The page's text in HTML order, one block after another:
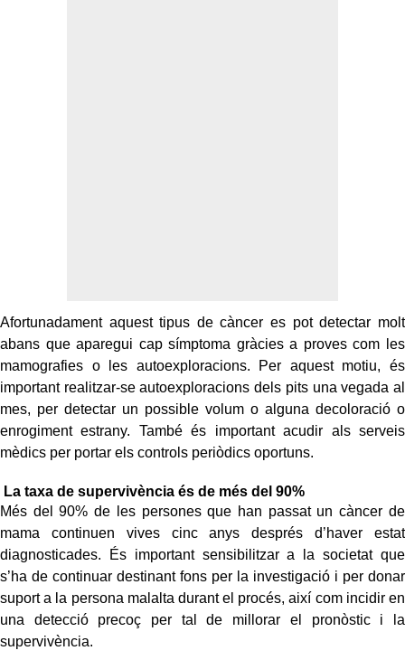
Afortunadament aquest tipus de càncer es pot detectar molt
abans que aparegui cap símptoma gràcies a proves com les
mamografies o les autoexploracions. Per aquest motiu, és
important realitzar-se autoexploracions dels pits una vegada al
mes, per detectar un possible volum o alguna decoloració o
enrogiment estrany. També és important acudir als serveis
mèdics per portar els controls periòdics oportuns.
La taxa de supervivència és de més del 90%
Més del 90% de les persones que han passat un càncer de
mama continuen vives cinc anys després d’haver estat
diagnosticades. És important sensibilitzar a la societat que
s’ha de continuar destinant fons per la investigació i per donar
suport a la persona malalta durant el procés, així com incidir en
una detecció precoç per tal de millorar el pronòstic i la
supervivència.